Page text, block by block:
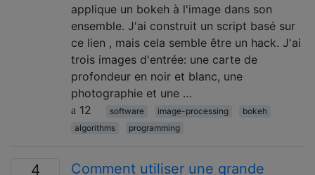
applique un bokeh à l'image dans son
ensemble. J'ai construit un script basé sur
ce lien , mais cela semble être un hack. J'ai
trois images d'entrée: une carte de
profondeur en noir et blanc, une
photographie et une …
12
software image-processing
bokeh
algorithms
programming
4
Comment utiliser une grande